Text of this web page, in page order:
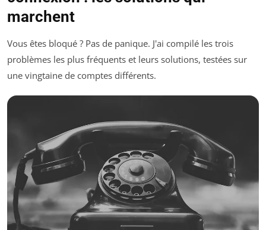
marchent
Vous êtes bloqué ? Pas de panique. J'ai compilé les trois
problèmes les plus fréquents et leurs solutions, testées sur
une vingtaine de comptes différents.